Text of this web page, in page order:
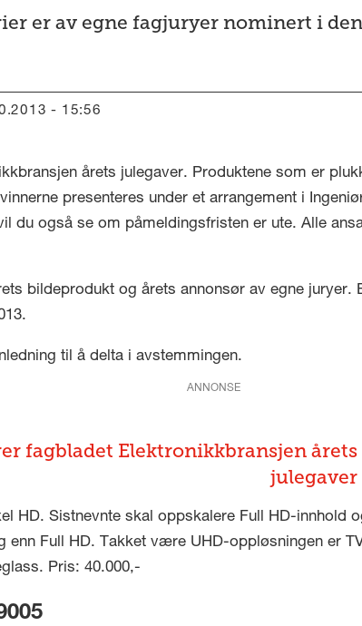
er av egne fagjuryer nominert i
- 15:56
årets julegaver. Produktene som er
presenteres under et arrangement i
du også se om påmeldingsfristen er ute. Alle
bildeprodukt og årets annonsør av egne juryer.
til å delta i avstemmingen.
ANNONSE
fagbladet Elektronikkbransjen årets
julegaver
HD. Sistnevnte skal oppskalere Full HD-innhold
Full HD. Takket være UHD-oppløsningen er
Pris: 40.000,-